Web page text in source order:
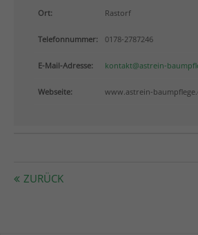
elit.
Aenean commodo ligula eget dolor.
parturient montes, nascetur
Ort: Rastorf
Telefonnummer: 0178-2787246
E-Mail-Adresse: kontakt@astrein-
Webseite: www.astrein-
ZURÜCK